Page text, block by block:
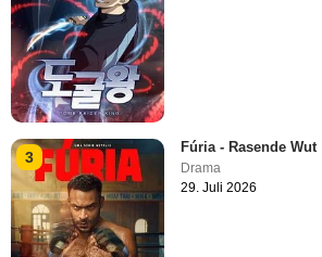
3
Fúria - Rasende Wut
Drama
29. Juli 2026